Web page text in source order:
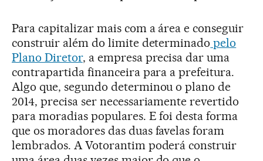
Para capitalizar mais com a área e conseguir
construir além do limite determinado pelo
Plano Diretor, a empresa precisa dar uma
contrapartida financeira para a prefeitura.
Algo que, segundo determinou o plano de
2014, precisa ser necessariamente revertido
para moradias populares. E foi desta forma
que os moradores das duas favelas foram
lembrados. A Votorantim poderá construir